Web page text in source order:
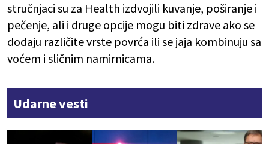
stručnjaci su za Health izdvojili kuvanje, poširanje i
pečenje, ali i druge opcije mogu biti zdrave ako se
dodaju različite vrste povrća ili se jaja kombinuju sa
voćem i sličnim namirnicama.
Udarne vesti